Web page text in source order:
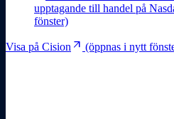
upptagande till handel på
fönster)
Visa på Cision arrow_outward (öppnas i nytt